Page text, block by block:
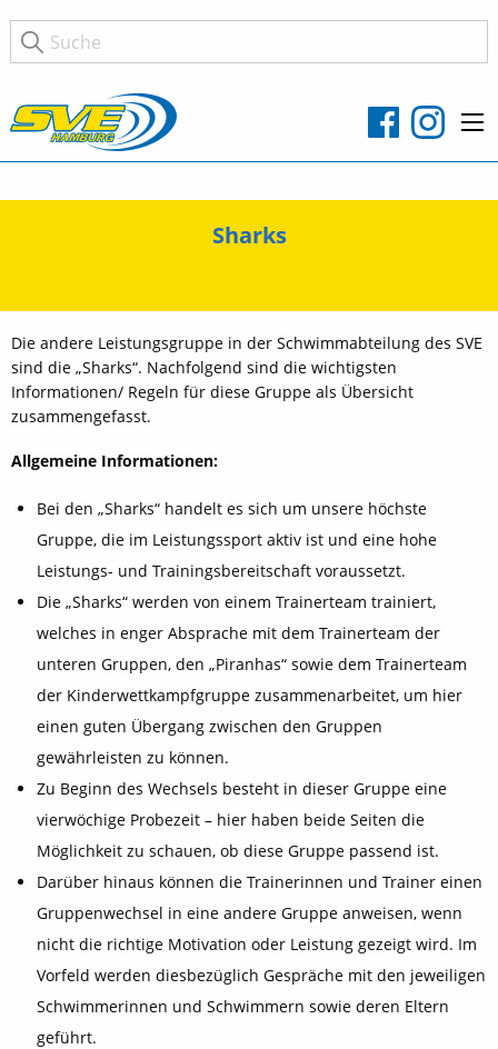
Sharks
Die andere Leistungsgruppe in der Schwimmabteilung des SVE
sind die „Sharks“. Nachfolgend sind die wichtigsten
Informationen/ Regeln für diese Gruppe als Übersicht
zusammengefasst.
Allgemeine Informationen:
Bei den „Sharks“ handelt es sich um unsere höchste
Gruppe, die im Leistungssport aktiv ist und eine hohe
Leistungs- und Trainingsbereitschaft voraussetzt.
Die „Sharks“ werden von einem Trainerteam trainiert,
welches in enger Absprache mit dem Trainerteam der
unteren Gruppen, den „Piranhas“ sowie dem Trainerteam
der Kinderwettkampfgruppe zusammenarbeitet, um hier
einen guten Übergang zwischen den Gruppen
gewährleisten zu können.
Zu Beginn des Wechsels besteht in dieser Gruppe eine
vierwöchige Probezeit – hier haben beide Seiten die
Möglichkeit zu schauen, ob diese Gruppe passend ist.
Darüber hinaus können die Trainerinnen und Trainer einen
Gruppenwechsel in eine andere Gruppe anweisen, wenn
nicht die richtige Motivation oder Leistung gezeigt wird. Im
Vorfeld werden diesbezüglich Gespräche mit den jeweiligen
Schwimmerinnen und Schwimmern sowie deren Eltern
geführt.